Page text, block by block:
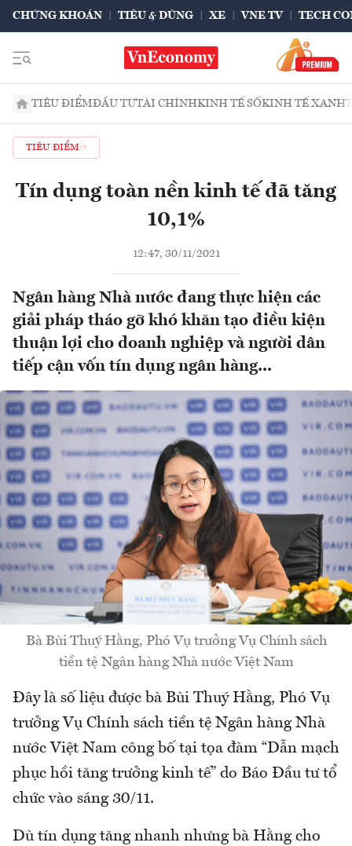
CHỨNG KHOÁN TIÊU & DÙNG XE VNE TV TECH
TIÊU ĐIỂMĐẦU TƯTÀI CHÍNHKINH TẾ SỐKINH TẾ XANH
TIÊU ĐIỂM
Tín dụng toàn nền kinh tế đã tăng
10,1%
12:47, 30/11/2021
Ngân hàng Nhà nước đang thực hiện các
giải pháp tháo gỡ khó khăn tạo điều kiện
thuận lợi cho doanh nghiệp và người dân
tiếp cận vốn tín dụng ngân hàng...
Bà Bùi Thuý Hằng, Phó Vụ trưởng Vụ Chính sách
tiền tệ Ngân hàng Nhà nước Việt Nam
Đây là số liệu được bà Bùi Thuý Hằng, Phó Vụ
trưởng Vụ Chính sách tiền tệ Ngân hàng Nhà
nước Việt Nam công bố tại tọa đàm “Dẫn mạch
phục hồi tăng trưởng kinh tế” do Báo Đầu tư tổ
chức vào sáng 30/11.
Dù tín dụng tăng nhanh nhưng bà Hằng cho